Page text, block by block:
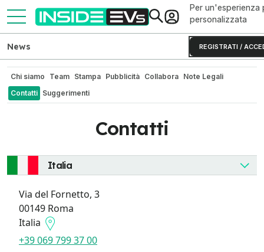
Per un'esperienza
personalizzata
REGISTRATI /
News
Chi siamo Team Stampa Pubblicità Collabora Note Legali
Contatti Suggerimenti
Contatti
Italia
Via del Fornetto, 3
00149 Roma
Italia
+39 069 799 37 00